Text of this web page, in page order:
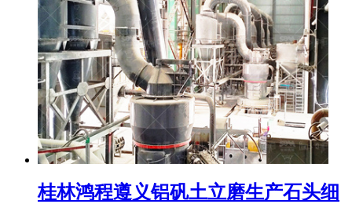
桂林鸿程遵义铝矾土立磨生产石头细